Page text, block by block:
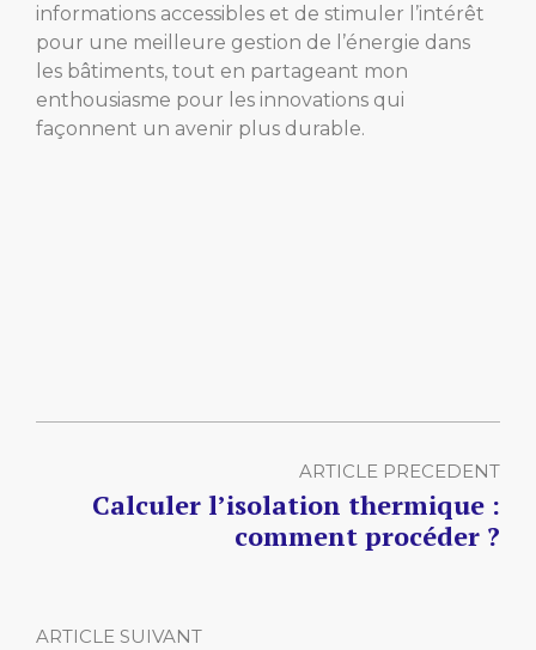
informations accessibles et de stimuler l’intérêt
pour une meilleure gestion de l’énergie dans
les bâtiments, tout en partageant mon
enthousiasme pour les innovations qui
façonnent un avenir plus durable.
ARTICLE PRECEDENT
Calculer l’isolation thermique :
comment procéder ?
ARTICLE SUIVANT